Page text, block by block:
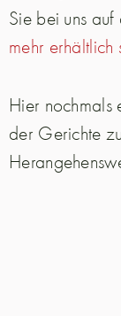
Sie bei uns
mehr erhältlich
Hier nochmals
der Gerichte